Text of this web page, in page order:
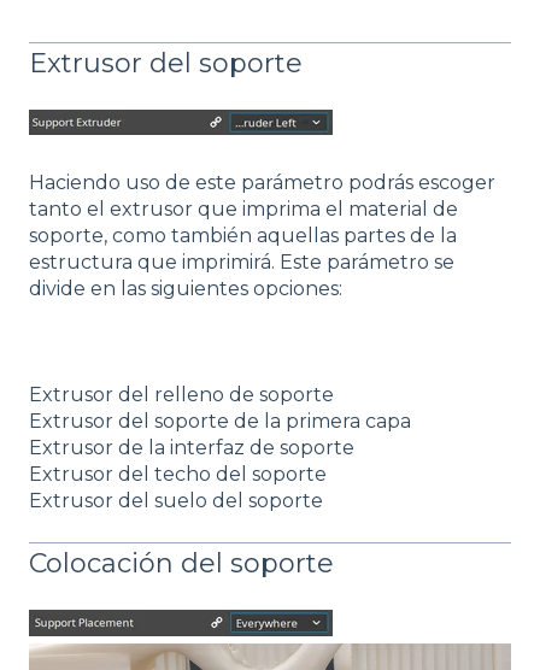
Extrusor del soporte
Haciendo uso de este parámetro podrás escoger
tanto el extrusor que imprima el material de
soporte, como también aquellas partes de la
estructura que imprimirá. Este parámetro se
divide en las siguientes opciones:
Extrusor del relleno de soporte
Extrusor del soporte de la primera capa
Extrusor de la interfaz de soporte
Extrusor del techo del soporte
Extrusor del suelo del soporte
Colocación del soporte